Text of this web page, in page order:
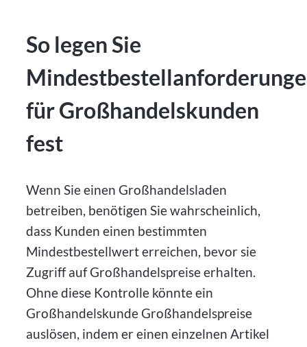
So legen Sie
für Großhandelskunden
fest
Wenn Sie einen Großhandelsladen
betreiben, benötigen Sie wahrscheinlich,
dass Kunden einen bestimmten
Mindestbestellwert erreichen, bevor sie
Zugriff auf Großhandelspreise erhalten.
Ohne diese Kontrolle könnte ein
Großhandelskunde Großhandelspreise
auslösen, indem er einen einzelnen Artikel